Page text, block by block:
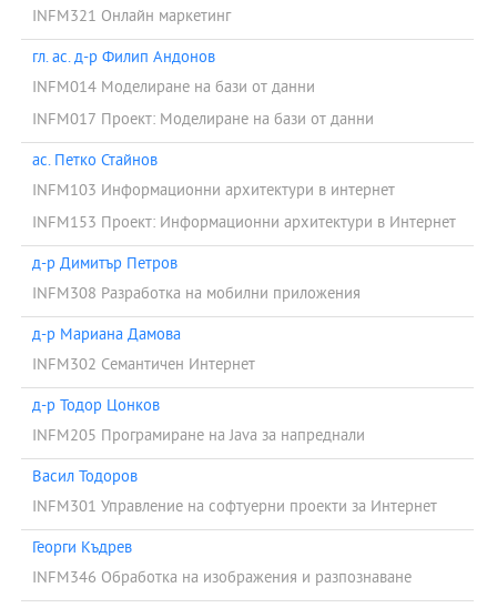
INFM321 Онлайн маркетинг
гл. ас. д-р Филип Андонов
INFM014 Моделиране на бази от данни
INFM017 Проект: Моделиране на бази от данни
ас. Петко Стайнов
INFM103 Информационни архитектури в интернет
INFM153 Проект: Информационни архитектури в Интернет
д-р Димитър Петров
INFM308 Разработка на мобилни приложения
д-р Мариана Дамова
INFM302 Семантичен Интернет
д-р Тодор Цонков
INFM205 Програмиране на Java за напреднали
Васил Тодоров
INFM301 Управление на софтуерни проекти за Интернет
Георги Къдрев
INFM346 Обработка на изображения и разпознаване